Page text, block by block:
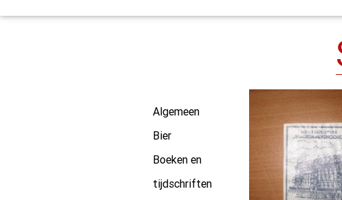
Algemeen
Bier
Boeken en
tijdschriften